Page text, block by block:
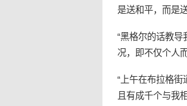
是送和平，而是
“黑格尔的话教
况，即不仅个人
“上午在布拉格
且有成千个与我